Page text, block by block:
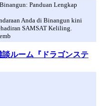
Panduan Lengkap
Anda di Binangun kini
SAMSAT Keliling.
談ルーム『ドラゴンステ